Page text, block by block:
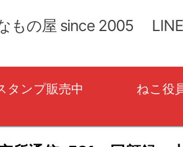
の屋 since 2005 LINE
タンプ販売中 ねこ役